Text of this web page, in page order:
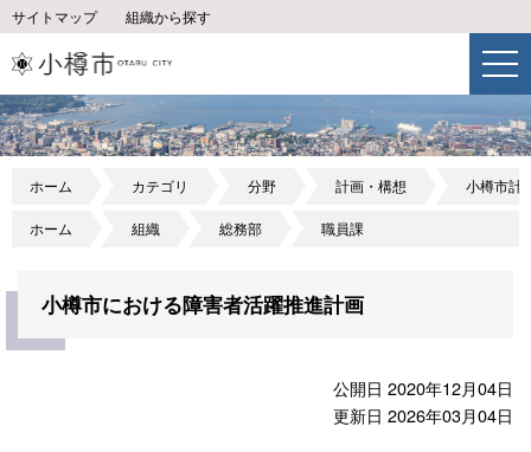
サイトマップ 組織から探す
ホーム カテゴリ 分野 計画・構想 小樽市計
ホーム 組織 総務部 職員課
小樽市における障害者活躍推進計画
公開日 2020年12月04日
更新日 2026年03月04日